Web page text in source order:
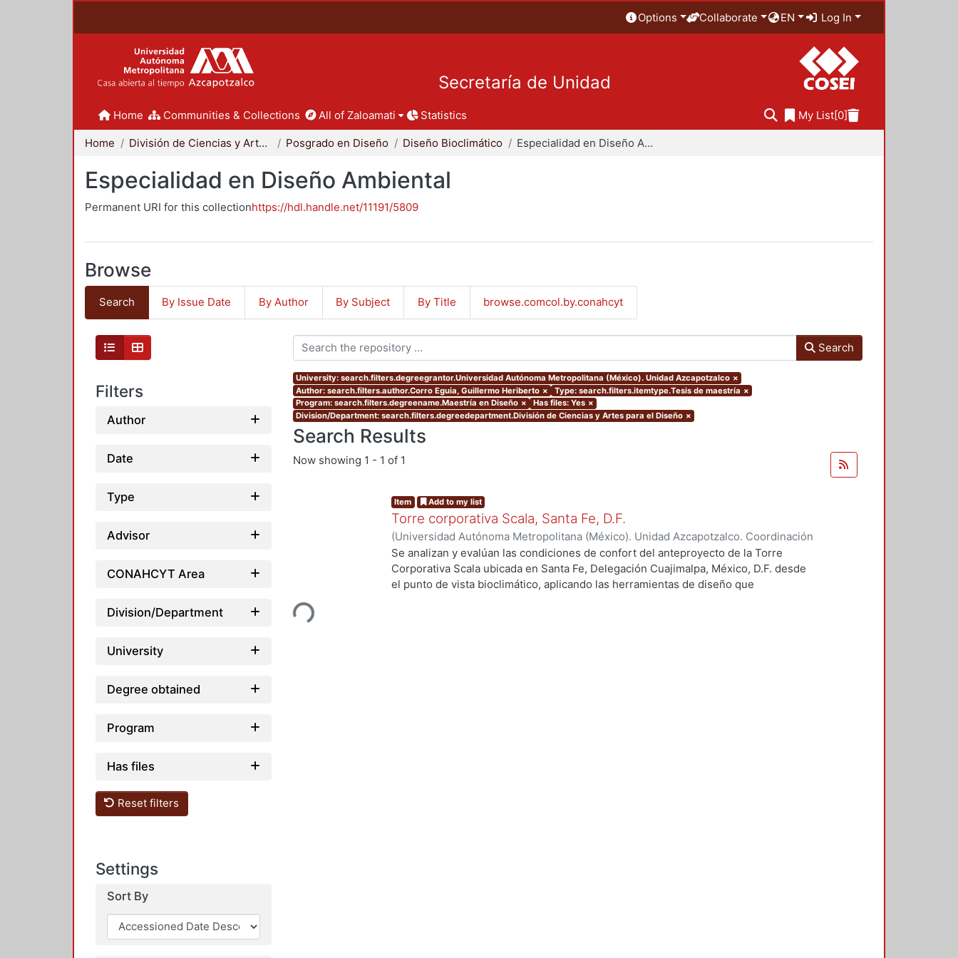
Options Collaborate EN Log In
Secretaría de Unidad
Home Communities & Collections All of Zaloamati Statistics My List[0]
Home División de Ciencias y Artes para el Diseño Posgrado en Diseño Diseño Bioclimático Especialidad en Diseño Ambiental
Especialidad en Diseño Ambiental
Permanent URI for this collectionhttps://hdl.handle.net/11191/5809
Browse
Search By Issue Date By Author By Subject By Title browse.comcol.by.conahcyt
Filters
Author
Date
Type
Advisor
CONAHCYT Area
Division/Department
University
Degree obtained
Program
Has files
Reset filters
Settings
Sort By
Search
University: search.filters.degreegrantor.Universidad Autónoma Metropolitana (México). Unidad Azcapotzalco ×
Author: search.filters.author.Corro Eguia, Guillermo Heriberto × Type: search.filters.itemtype.Tesis de maestría ×
Program: search.filters.degreename.Maestría en Diseño × Has files: Yes ×
Division/Department: search.filters.degreedepartment.División de Ciencias y Artes para el Diseño ×
Search Results
Now showing 1 - 1 of 1
Loading...
Item Add to my list
Torre corporativa Scala, Santa Fe, D.F.
(Universidad Autónoma Metropolitana (México). Unidad Azcapotzalco. Coordinación
de Servicios de Información.,1999)Corro Eguia, Guillermo Heriberto
Se analizan y evalúan las condiciones de confort del anteproyecto de la Torre
Corporativa Scala ubicada en Santa Fe, Delegación Cuajimalpa, México, D.F. desde
el punto de vista bioclimático, aplicando las herramientas de diseño que